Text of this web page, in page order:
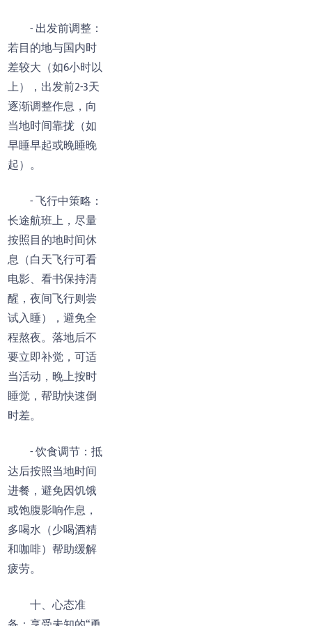
- 出发前调整：
若目的地与国内时
差较大（如6小时以
上），出发前2-3天
逐渐调整作息，向
当地时间靠拢（如
早睡早起或晚睡晚
起）。
- 飞行中策略：
长途航班上，尽量
按照目的地时间休
息（白天飞行可看
电影、看书保持清
醒，夜间飞行则尝
试入睡），避免全
程熬夜。落地后不
要立即补觉，可适
当活动，晚上按时
睡觉，帮助快速倒
时差。
- 饮食调节：抵
达后按照当地时间
进餐，避免因饥饿
或饱腹影响作息，
多喝水（少喝酒精
和咖啡）帮助缓解
疲劳。
十、心态准